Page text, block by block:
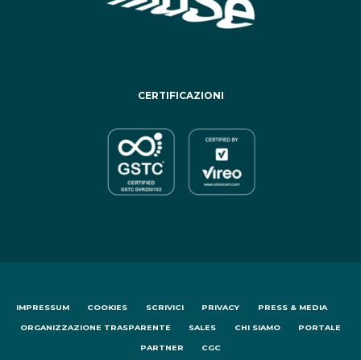
CERTIFICAZIONI
IMPRESSUM COOKIES SCRIVICI PRIVACY PRESS & MEDIA
ORGANIZZAZIONE TRASPARENTE SALES CHI SIAMO PORTALE
PARTNER CGC